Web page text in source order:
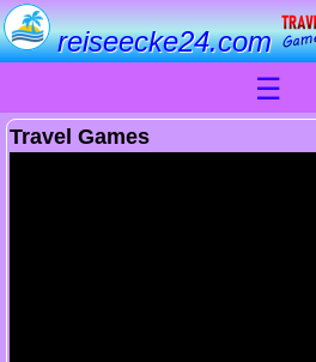
reiseecke24.com
☰
Travel Games